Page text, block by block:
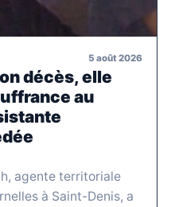
5 août 2026
décès, elle
au
agente territoriale
à Saint-Denis, a